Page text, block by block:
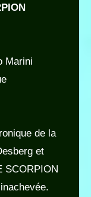
Marini
de la
et
SCORPION